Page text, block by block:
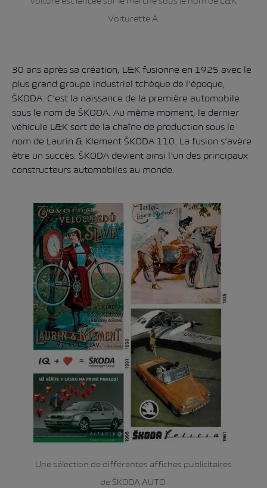
Voiturette A.
30 ans après sa création, L&K fusionne en 1925 avec le
plus grand groupe industriel tchèque de l’époque,
ŠKODA. C’est la naissance de la première automobile
sous le nom de ŠKODA. Au même moment, le dernier
véhicule L&K sort de la chaîne de production sous le
nom de Laurin & Klement ŠKODA 110. La fusion s’avère
être un succès. ŠKODA devient ainsi l’un des principaux
constructeurs automobiles au monde.
Une sélection de différentes affiches publicitaires
de ŠKODA AUTO.